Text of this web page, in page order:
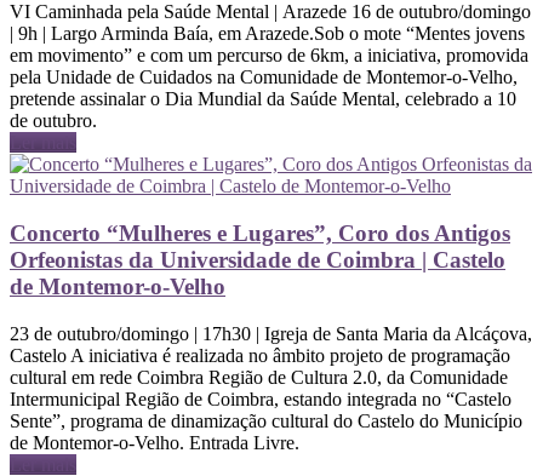
VI Caminhada pela Saúde Mental | Arazede 16 de outubro/domingo
| 9h | Largo Arminda Baía, em Arazede.Sob o mote “Mentes jovens
em movimento” e com um percurso de 6km, a iniciativa, promovida
pela Unidade de Cuidados na Comunidade de Montemor-o-Velho,
pretende assinalar o Dia Mundial da Saúde Mental, celebrado a 10
de outubro.
Ler mais
Concerto “Mulheres e Lugares”, Coro dos Antigos
Orfeonistas da Universidade de Coimbra | Castelo
de Montemor-o-Velho
23 de outubro/domingo | 17h30 | Igreja de Santa Maria da Alcáçova,
Castelo A iniciativa é realizada no âmbito projeto de programação
cultural em rede Coimbra Região de Cultura 2.0, da Comunidade
Intermunicipal Região de Coimbra, estando integrada no “Castelo
Sente”, programa de dinamização cultural do Castelo do Município
de Montemor-o-Velho. Entrada Livre.
Ler mais